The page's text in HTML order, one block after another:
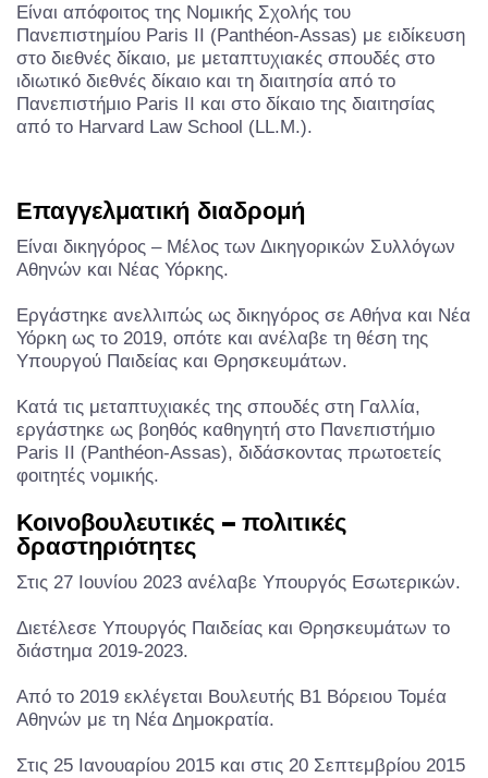
Είναι απόφοιτος της Νομικής Σχολής του
Πανεπιστημίου Paris II (Panthéon-Assas) με ειδίκευση
στο διεθνές δίκαιο, με μεταπτυχιακές σπουδές στο
ιδιωτικό διεθνές δίκαιο και τη διαιτησία από το
Πανεπιστήμιο Paris II και στο δίκαιο της διαιτησίας
από το Harvard Law School (LL.M.).
Επαγγελματική διαδρομή
Είναι δικηγόρος – Μέλος των Δικηγορικών Συλλόγων
Αθηνών και Νέας Υόρκης.
Εργάστηκε ανελλιπώς ως δικηγόρος σε Αθήνα και Νέα
Υόρκη ως το 2019, οπότε και ανέλαβε τη θέση της
Υπουργού Παιδείας και Θρησκευμάτων.
Κατά τις μεταπτυχιακές της σπουδές στη Γαλλία,
εργάστηκε ως βοηθός καθηγητή στο Πανεπιστήμιο
Paris II (Panthéon-Assas), διδάσκοντας πρωτοετείς
φοιτητές νομικής.
Κοινοβουλευτικές – πολιτικές
δραστηριότητες
Στις 27 Ιουνίου 2023 ανέλαβε Υπουργός Εσωτερικών.
Διετέλεσε Υπουργός Παιδείας και Θρησκευμάτων το
διάστημα 2019-2023.
Από το 2019 εκλέγεται Βουλευτής Β1 Βόρειου Τομέα
Αθηνών με τη Νέα Δημοκρατία.
Στις 25 Ιανουαρίου 2015 και στις 20 Σεπτεμβρίου 2015